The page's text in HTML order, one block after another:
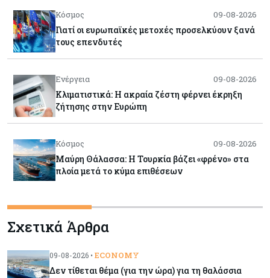
Κόσμος 09-08-2026
Γιατί οι ευρωπαϊκές μετοχές προσελκύουν ξανά
τους επενδυτές
Ενέργεια 09-08-2026
Κλιματιστικά: Η ακραία ζέστη φέρνει έκρηξη
ζήτησης στην Ευρώπη
Κόσμος 09-08-2026
Μαύρη Θάλασσα: Η Τουρκία βάζει «φρένο» στα
πλοία μετά το κύμα επιθέσεων
Tech 09-08-2026
Τεχνητή νοημοσύνη: Αλλάζει τα δεδομένα στην
επικοινωνία – Μια επικίνδυνη «τελειότητα»
Κόσμος 09-08-2026
Σχετικά Άρθρα
09-08-2026 • ECONOMY
Δεν τίθεται θέμα (για την ώρα) για τη θαλάσσια